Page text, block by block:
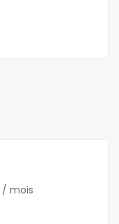
/ mois